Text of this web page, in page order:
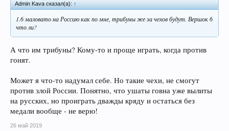
Admin Kava сказал(а): ↑
1.6 маловато на Россию как по мне, трибуны же за чехов будут. Вершок 6
что ли?
А что им трибуны? Кому-то и проще играть, когда против
гонят.
Может я что-то надумал себе. Но такие чехи, не смогут
против злой России. Понятно, что ушаты говна уже вылиты
на русских, но проиграть дважды кряду и остаться без
медали вообще - не верю!
26 май 2019